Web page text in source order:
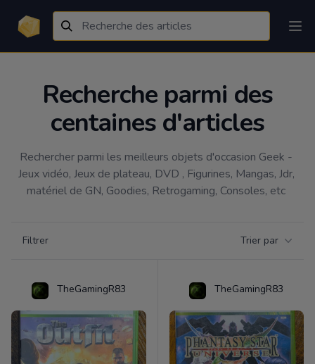
Recherche parmi des
centaines d'articles
Rechercher parmi les meilleurs objets d'occasion Geek -
Jeux vidéo, Jeux de plateau, DVD , Figurines, Mangas, Jdr,
matériel de GN, Goodies, Retrogaming, Consoles, etc
Filtrer Trier par
TheGamingR83 TheGamingR83